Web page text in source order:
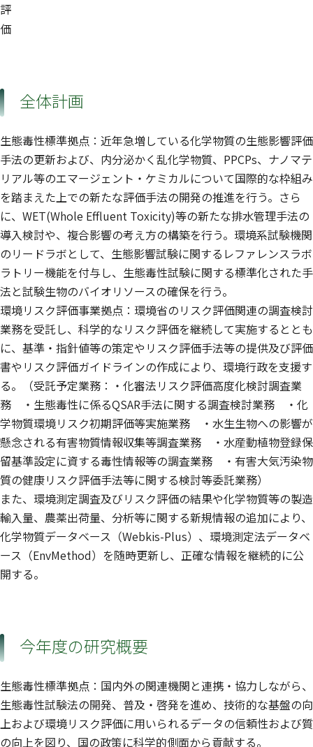
評
価
全体計画
生態毒性標準拠点：近年急増している化学物質の生態影響評価
手法の更新および、内分泌かく乱化学物質、PPCPs、ナノマテ
リアル等のエマージェント・ケミカルについて国際的な枠組み
を踏まえた上での新たな評価手法の開発の推進を行う。さら
に、WET(Whole Effluent Toxicity)等の新たな排水管理手法の
導入検討や、複合影響の考え方の構築を行う。環境系試験機関
のリードラボとして、生態影響試験に関するレファレンスラボ
ラトリー機能を付与し、生態毒性試験に関する標準化された手
法と試験生物のバイオリソースの確保を行う。
環境リスク評価事業拠点：環境省のリスク評価関連の調査検討
業務を受託し、科学的なリスク評価を継続して実施するととも
に、基準・指針値等の策定やリスク評価手法等の提供及び評価
書やリスク評価ガイドラインの作成により、環境行政を支援す
る。（受託予定業務：・化審法リスク評価高度化検討調査業
務 ・生態毒性に係るQSAR手法に関する調査検討業務 ・化
学物質環境リスク初期評価等実施業務 ・水生生物への影響が
懸念される有害物質情報収集等調査業務 ・水産動植物登録保
留基準設定に資する毒性情報等の調査業務 ・有害大気汚染物
質の健康リスク評価手法等に関する検討等委託業務）
また、環境測定調査及びリスク評価の結果や化学物質等の製造
輸入量、農薬出荷量、分析等に関する新規情報の追加により、
化学物質データベース（Webkis-Plus）、環境測定法データベ
ース（EnvMethod）を随時更新し、正確な情報を継続的に公
開する。
今年度の研究概要
生態毒性標準拠点：国内外の関連機関と連携・協力しながら、
生態毒性試験法の開発、普及・啓発を進め、技術的な基盤の向
上および環境リスク評価に用いられるデータの信頼性および質
の向上を図り、国の政策に科学的側面から貢献する。